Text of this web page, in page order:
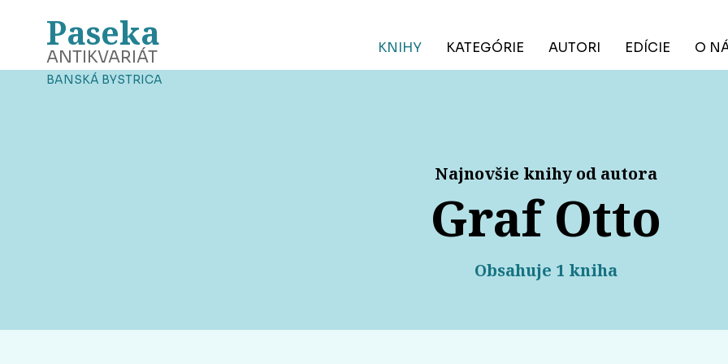
Paseka
ANTIKVARIÁT
BANSKÁ BYSTRICA
KNIHY KATEGÓRIE AUTORI EDÍCIE O
Najnovšie knihy od autora
Graf Otto
Obsahuje 1 kniha